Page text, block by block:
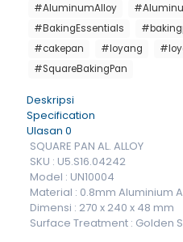
#AluminumAlloy
#BakingEssentials
#cakepan
#loyang
#SquareBakingPan
Deskripsi
Specification
Ulasan 0
SQUARE PAN AL. ALLOY
SKU : U5.S16.04242
Model : UN10004
Material : 0.8mm Aluminium
Dimensi : 270 x 240 x 48 mm
Surface Treatment : Golden